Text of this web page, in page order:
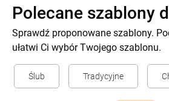
Polecane szablony
Sprawdź proponowane szablony.
ułatwi Ci wybór Twojego szablonu.
Ślub Tradycyjne